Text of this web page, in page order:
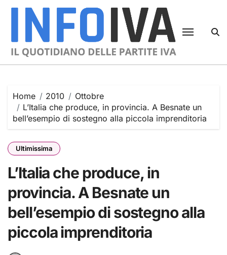
Skip
Home 2010
Ottobre
L’Italia che produce, in provincia. A Besnate un
bell’esempio di sostegno alla piccola imprenditoria
Ultimissima
L’Italia che produce, in
provincia. A Besnate un
bell’esempio di sostegno alla
piccola imprenditoria